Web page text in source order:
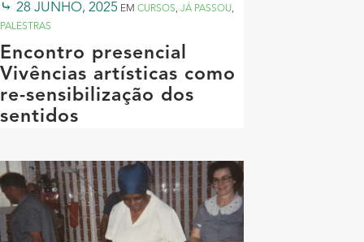
28 JUNHO, 2025 EM CURSOS, JÁ PASSOU,
PALESTRAS
Encontro presencial
Vivências artísticas como
re-sensibilização dos
sentidos